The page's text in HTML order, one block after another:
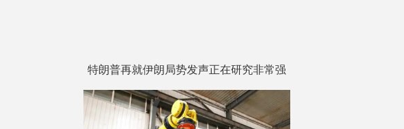
特朗普再就伊朗局势发声正在研究非常强
硬的选项